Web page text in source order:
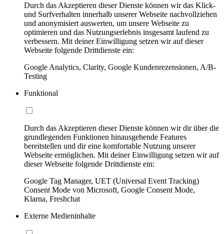
Durch das Akzeptieren dieser Dienste können wir das Klick-
und Surfverhalten innerhalb unserer Webseite nachvollziehen
und anonymisiert auswerten, um unsere Webseite zu
optimieren und das Nutzungserlebnis insgesamt laufend zu
verbessern. Mit deiner Einwilligung setzen wir auf dieser
Webseite folgende Drittdienste ein:
Google Analytics, Clarity, Google Kundenrezensionen, A/B-
Testing
Funktional
Durch das Akzeptieren dieser Dienste können wir dir über die
grundlegenden Funktionen hinausgehende Features
bereitstellen und dir eine komfortable Nutzung unserer
Webseite ermöglichen. Mit deiner Einwilligung setzen wir auf
dieser Webseite folgende Drittdienste ein:
Google Tag Manager, UET (Universal Event Tracking)
Consent Mode von Microsoft, Google Consent Mode,
Klarna, Freshchat
Externe Medieninhalte